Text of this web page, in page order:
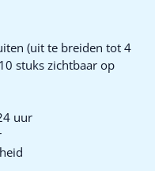
(uit te breiden tot 4
stuks zichtbaar op
uur